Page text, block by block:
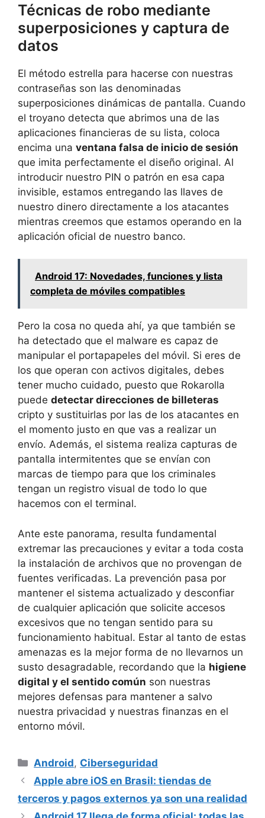
Técnicas de robo mediante
superposiciones y captura de
datos
El método estrella para hacerse con nuestras
contraseñas son las denominadas
superposiciones dinámicas de pantalla. Cuando
el troyano detecta que abrimos una de las
aplicaciones financieras de su lista, coloca
encima una ventana falsa de inicio de sesión
que imita perfectamente el diseño original. Al
introducir nuestro PIN o patrón en esa capa
invisible, estamos entregando las llaves de
nuestro dinero directamente a los atacantes
mientras creemos que estamos operando en la
aplicación oficial de nuestro banco.
Android 17: Novedades, funciones y lista
completa de móviles compatibles
Pero la cosa no queda ahí, ya que también se
ha detectado que el malware es capaz de
manipular el portapapeles del móvil. Si eres de
los que operan con activos digitales, debes
tener mucho cuidado, puesto que Rokarolla
puede detectar direcciones de billeteras
cripto y sustituirlas por las de los atacantes en
el momento justo en que vas a realizar un
envío. Además, el sistema realiza capturas de
pantalla intermitentes que se envían con
marcas de tiempo para que los criminales
tengan un registro visual de todo lo que
hacemos con el terminal.
Ante este panorama, resulta fundamental
extremar las precauciones y evitar a toda costa
la instalación de archivos que no provengan de
fuentes verificadas. La prevención pasa por
mantener el sistema actualizado y desconfiar
de cualquier aplicación que solicite accesos
excesivos que no tengan sentido para su
funcionamiento habitual. Estar al tanto de estas
amenazas es la mejor forma de no llevarnos un
susto desagradable, recordando que la higiene
digital y el sentido común son nuestras
mejores defensas para mantener a salvo
nuestra privacidad y nuestras finanzas en el
entorno móvil.
Categorías
Android, Ciberseguridad
Apple abre iOS en Brasil: tiendas de
terceros y pagos externos ya son una realidad